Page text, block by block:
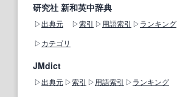
研究社 新和英中辞典
出典元 索引 用語索引
ランキング
カテゴリ
JMdict
出典元 索引 用語索引 ランキング